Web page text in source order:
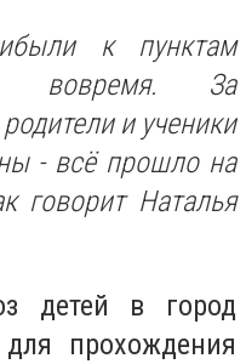
к пунктам
вовремя. За
и ученики
- всё прошло на
говорит Наталья
детей в город
прохождения